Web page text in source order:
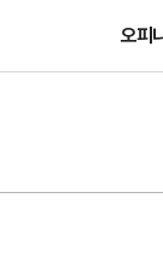
오피